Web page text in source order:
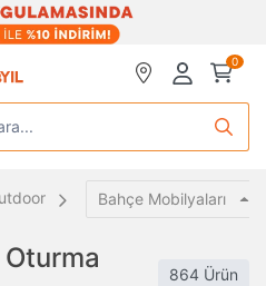
0
Bahçe Mobilyaları
864 Ürün